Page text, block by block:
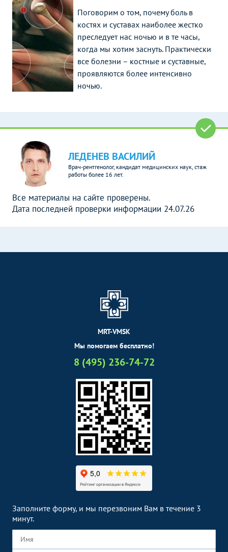
Поговорим о том, почему боль в
костях и суставах наиболее жестко
преследует нас ночью и в те часы,
когда мы хотим заснуть. Практически
все болезни – костные и суставные,
проявляются более интенсивно
ночью.
ЛЕДЕНЕВ ВАСИЛИЙ
Врач-рентгенолог, кандидат медицинских наук, стаж
работы более 16 лет.
Все материалы на сайте проверены.
Дата последней проверки информации 24.07.26
MRT-VMSK
Мы помогаем бесплатно!
8 (495) 236-74-72
Заполните форму, и мы перезвоним Вам в течение 3
минут.